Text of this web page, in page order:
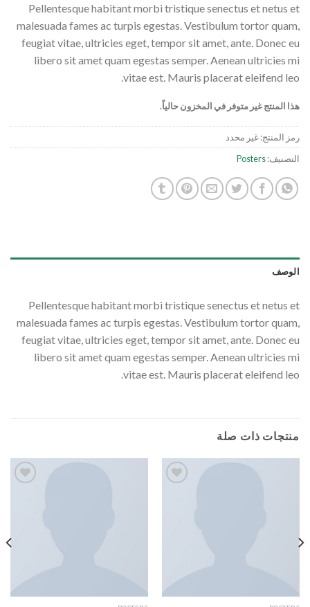
بـ 4.17
من 5 بناءً
تقييم
عملاء
Pellentesque habitant morbi tristique senectus et netus et
malesuada fames ac turpis egestas. Vestibulum tortor quam,
feugiat vitae, ultricies eget, tempor sit amet, ante. Donec eu
libero sit amet quam egestas semper. Aenean ultricies mi
vitae est. Mauris placerat eleifend leo.
هذا المنتج غير متوفر في المخزون حالياً.
رمز المنتج:غير محدد
التصنيف:Posters
الوصف
Pellentesque habitant morbi tristique senectus et netus et
malesuada fames ac turpis egestas. Vestibulum tortor quam,
feugiat vitae, ultricies eget, tempor sit amet, ante. Donec eu
libero sit amet quam egestas semper. Aenean ultricies mi
vitae est. Mauris placerat eleifend leo.
منتجات ذات صلة